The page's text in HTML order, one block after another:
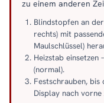
zu einem anderen
Blindstopfen an
rechts) mit
Maulschlüssel)
Heizstab einsetzen
(normal).
Festschrauben,
Display nach